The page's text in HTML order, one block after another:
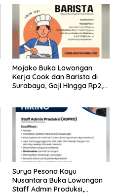
Mojako Buka Lowongan
Kerja Cook dan Barista di
Surabaya, Gaji Hingga Rp2,5
Surya Pesona Kayu
Nusantara Buka Lowongan
Staff Admin Produksi,